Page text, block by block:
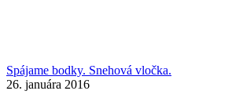
Spájame bodky. Snehová vločka.
26. januára 2016